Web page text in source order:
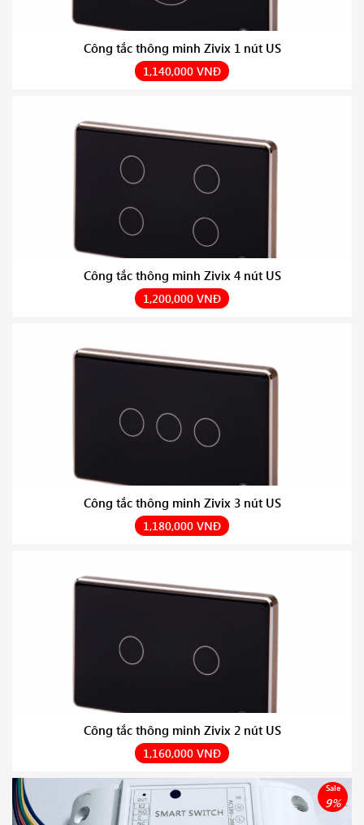
Công tắc thông minh Zivix 1 nút US
1,140,000 VNĐ
Công tắc thông minh Zivix 4 nút US
1,200,000 VNĐ
Công tắc thông minh Zivix 3 nút US
1,180,000 VNĐ
Công tắc thông minh Zivix 2 nút US
1,160,000 VNĐ
Sale
9%